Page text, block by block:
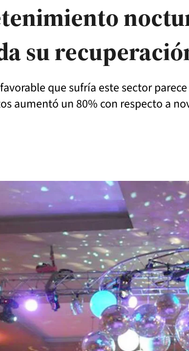
su
que sufría este sector
aumentó un 80% con respecto a